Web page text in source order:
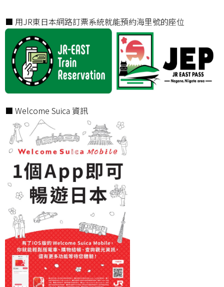
■ 用JR東日本網路訂票系統就能預約海里號的座位
■ Welcome Suica 資訊